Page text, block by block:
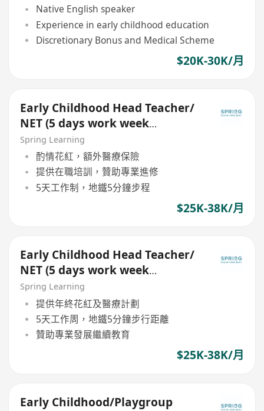
Native English speaker
Experience in early childhood education
Discretionary Bonus and Medical Scheme
$20K-30K/月
Early Childhood Head Teacher/
NET (5 days work week
including Saturdays)
Spring Learning
酌情花紅，額外醫療保險
提供在職培訓，贊助專業進修
5天工作制，地鐵5分鐘步程
$25K-38K/月
Early Childhood Head Teacher/
NET (5 days work week
including Saturday & Sunday)
Spring Learning
提供年終花紅及醫療計劃
5天工作周，地鐵5分鐘步行距離
贊助專業發展繼續教育
$25K-38K/月
Early Childhood/Playgroup